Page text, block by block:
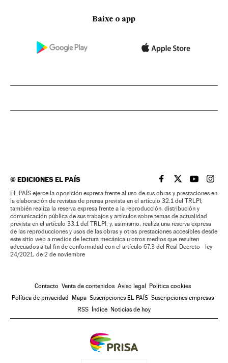
Baixe o app
©EDICIONES EL PAÍS EL PAÍS BRASIL EN
EL PAÍSEL PAÍS
EL
EL PAÍS ejerce la oposición expresa frente al uso de sus obras y prestaciones en
la elaboración de revistas de prensa prevista en el artículo 32.1 del TRLPI;
también realiza la reserva expresa frente a la reproducción, distribución y
comunicación pública de sus trabajos y artículos sobre temas de actualidad
prevista en el artículo 33.1 del TRLPI; y, asimismo, realiza una reserva expresa
de las reproducciones y usos de las obras y otras prestaciones accesibles desde
este sitio web a medios de lectura mecánica u otros medios que resulten
adecuados a tal fin de conformidad con el artículo 67.3 del Real Decreto - ley
24/2021, de 2 de noviembre
Contacto Venta de contenidos Aviso legal Política cookies
Política de privacidad Mapa Suscripciones EL PAÍS Suscripciones empresas
RSS Índice Noticias de hoy